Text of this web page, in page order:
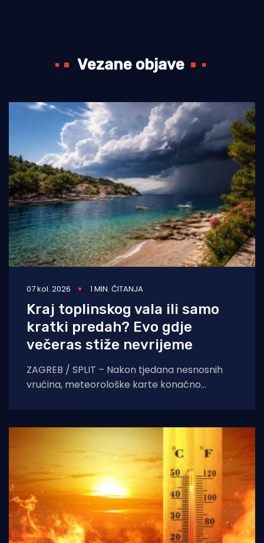
Vezane objave
07 kol. 2026 1 MIN. ČITANJA
Kraj toplinskog vala ili samo
kratki predah? Evo gdje
večeras stiže nevrijeme
ZAGREB / SPLIT – Nakon tjedana nesnosnih
vrućina, meteorološke karte konačno
kontrastima,